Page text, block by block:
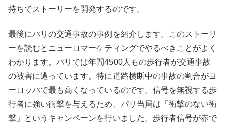
持ちでストーリーを開発するのです。
最後にパリの交通事故の事例を紹介します。このストーリ
ーを読むとニューロマーケティングでやるべきことがよく
わかります。パリでは年間4500人もの歩行者が交通事故
の被害に遭っています。特に道路横断中の事故の割合がヨ
ーロッパで最も高くなっているのです。 信号を無視する歩
行者に強い衝撃を与えるため、パリ当局は「衝撃のない衝
撃」
というキャンペーンを行いました。歩行者信号が赤で